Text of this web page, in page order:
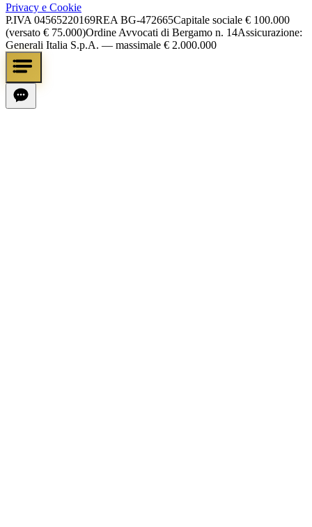
Privacy e Cookie
P.IVA 04565220169REA BG-472665Capitale sociale € 100.000
(versato € 75.000)Ordine Avvocati di Bergamo n. 14Assicurazione:
Generali Italia S.p.A. — massimale € 2.000.000